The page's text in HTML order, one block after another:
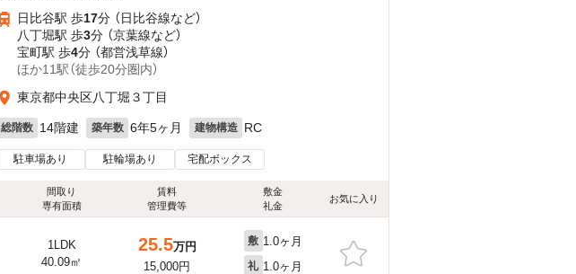
日比谷駅 歩17分 （日比谷線など）
八丁堀駅 歩3分 （京葉線など）
宝町駅 歩4分 （都営浅草線）
ほか11駅（徒歩20分圏内）
東京都中央区八丁堀３丁目
総階数 14階建 築年数 6年5ヶ月 建物構造 RC
駐車場あり 駐輪場あり 宅配ボックス
間取り
専有面積
賃料
管理費等
敷金
礼金
お気に入り
1LDK
40.09㎡
25.5万円
15,000円
敷 1.0ヶ月
礼 1.0ヶ月